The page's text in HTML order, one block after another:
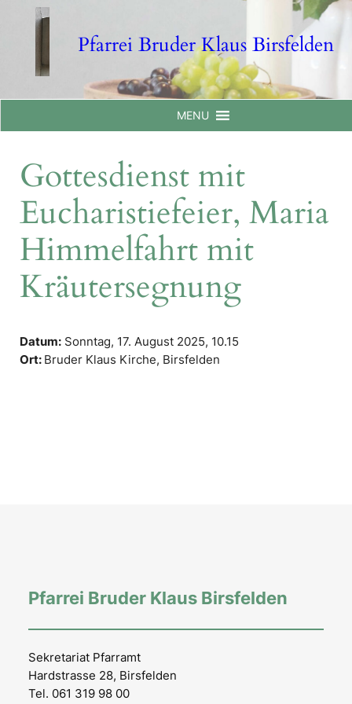
Pfarrei Bruder Klaus Birsfelden
MENU
Gottesdienst mit
Eucharistiefeier, Maria
Himmelfahrt mit
Kräutersegnung
Datum: Sonntag, 17. August 2025, 10.15
Ort: Bruder Klaus Kirche, Birsfelden
Pfarrei Bruder Klaus Birsfelden
Sekretariat Pfarramt
Hardstrasse 28, Birsfelden
Tel. 061 319 98 00